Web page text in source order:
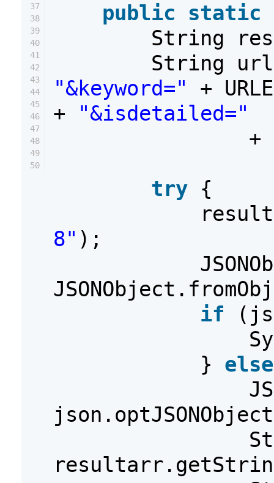
37
38
39
40
41
42
43
44
45
46
47
48
49
50
public static
String
String
"&keyword="
+
+
"&isdetailed="
+
try {
8" );
if
} else